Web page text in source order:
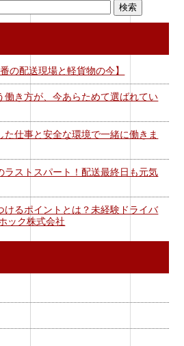
の配送現場と軽貨物の今】
働き方が、今あらためて選ばれてい
た仕事と安全な環境で一緒に働きま
ラストスパート！配送最終日も元気
けるポイントとは？未経験ドライバ
ック株式会社